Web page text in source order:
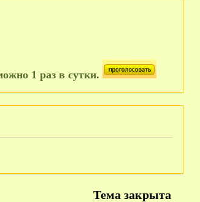
1 раз в сутки.
Тема закрыта